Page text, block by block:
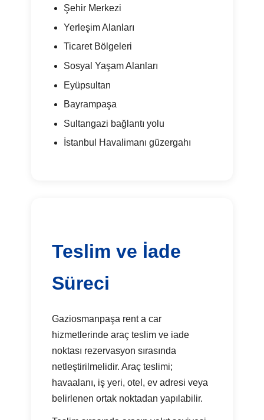
Şehir Merkezi
Yerleşim Alanları
Ticaret Bölgeleri
Sosyal Yaşam Alanları
Eyüpsultan
Bayrampaşa
Sultangazi bağlantı yolu
İstanbul Havalimanı güzergahı
Teslim ve İade
Süreci
Gaziosmanpaşa rent a car
hizmetlerinde araç teslim ve iade
noktası rezervasyon sırasında
netleştirilmelidir. Araç teslimi;
havaalanı, iş yeri, otel, ev adresi veya
belirlenen ortak noktadan yapılabilir.